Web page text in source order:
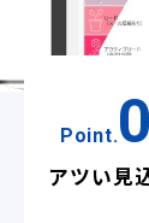
Point.
アツい見